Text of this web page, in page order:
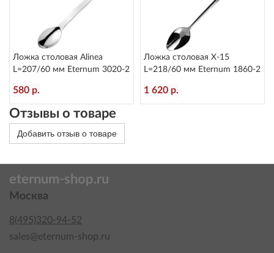
Ложка столовая Alinea
L=207/60 мм Eternum 3020-2
580 р.
Ложка столовая X-15
L=218/60 мм Eternum 1860-2
1 620 р.
Отзывы о товаре
Добавить отзыв о товаре
eternum-shop.ru
Москва
8(495)320-94-52
sales@eternum-shop.ru